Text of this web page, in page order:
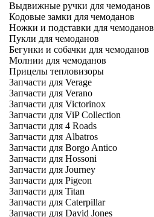
Выдвижные ручки для чемоданов
Кодовые замки для чемоданов
Ножки и подставки для чемоданов
Пукли для чемоданов
Бегунки и собачки для чемоданов
Молнии для чемоданов
Прицелы тепловизоры
Запчасти для Verage
Запчасти для Verano
Запчасти для Victorinox
Запчасти для ViP Collection
Запчасти для 4 Roads
Запчасти для Albatros
Запчасти для Borgo Antico
Запчасти для Hossoni
Запчасти для Journey
Запчасти для Pigeon
Запчасти для Titan
Запчасти для Caterpillar
Запчасти для David Jones